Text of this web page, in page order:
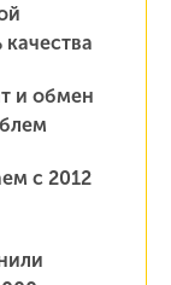
качества
и обмен
с 2012